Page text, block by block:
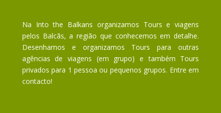
Na Into the Balkans organizamos Tours e viagens
pelos Balcãs, a região que conhecemos em detalhe.
Desenhamos e organizamos Tours para outras
agências de viagens (em grupo) e também Tours
privados para 1 pessoa ou pequenos grupos. Entre em
contacto!